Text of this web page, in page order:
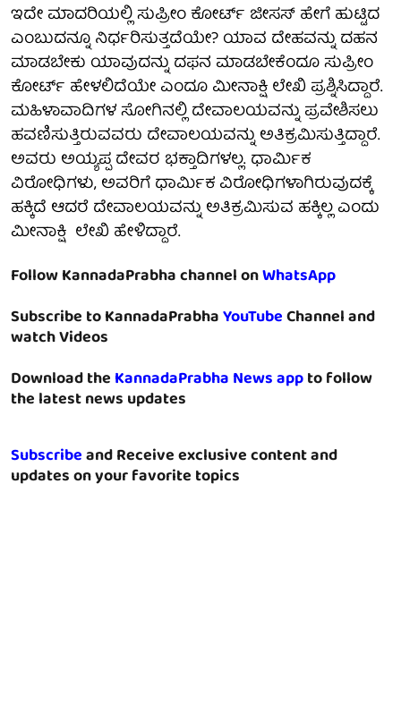
ಇದೇ ಮಾದರಿಯಲ್ಲಿ ಸುಪ್ರೀಂ ಕೋರ್ಟ್ ಜೀಸಸ್ ಹೇಗೆ ಹುಟ್ಟಿದ
ಎಂಬುದನ್ನೂ ನಿರ್ಧರಿಸುತ್ತದೆಯೇ? ಯಾವ ದೇಹವನ್ನು ದಹನ
ಮಾಡಬೇಕು ಯಾವುದನ್ನು ದಫನ ಮಾಡಬೇಕೆಂದೂ ಸುಪ್ರೀಂ
ಕೋರ್ಟ್ ಹೇಳಲಿದೆಯೇ ಎಂದೂ ಮೀನಾಕ್ಷಿ ಲೇಖಿ ಪ್ರಶ್ನಿಸಿದ್ದಾರೆ.
ಮಹಿಳಾವಾದಿಗಳ ಸೋಗಿನಲ್ಲಿ ದೇವಾಲಯವನ್ನು ಪ್ರವೇಶಿಸಲು
ಹವಣಿಸುತ್ತಿರುವವರು ದೇವಾಲಯವನ್ನು ಅತಿಕ್ರಮಿಸುತ್ತಿದ್ದಾರೆ.
ಅವರು ಅಯ್ಯಪ್ಪ ದೇವರ ಭಕ್ತಾದಿಗಳಲ್ಲ. ಧಾರ್ಮಿಕ
ವಿರೋಧಿಗಳು, ಅವರಿಗೆ ಧಾರ್ಮಿಕ ವಿರೋಧಿಗಳಾಗಿರುವುದಕ್ಕೆ
ಹಕ್ಕಿದೆ ಆದರೆ ದೇವಾಲಯವನ್ನು ಅತಿಕ್ರಮಿಸುವ ಹಕ್ಕಿಲ್ಲ ಎಂದು
ಮೀನಾಕ್ಷಿ ಲೇಖಿ ಹೇಳಿದ್ದಾರೆ.
Follow KannadaPrabha channel onWhatsApp
Subscribe to KannadaPrabhaYouTubeChannel and
watch Videos
Download theKannadaPrabha News appto follow
the latest news updates
Subscribeand Receive exclusive content and
updates on your favorite topics